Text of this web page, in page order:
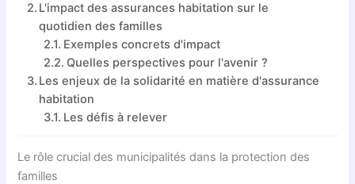
L'impact des assurances habitation sur le
quotidien des familles
Exemples concrets d'impact
Quelles perspectives pour l'avenir ?
Les enjeux de la solidarité en matière d'assurance
habitation
Les défis à relever
Le rôle crucial des municipalités dans la protection des
familles